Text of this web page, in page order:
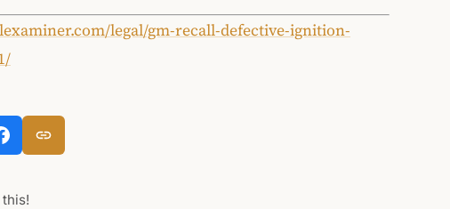
legal/gm-recall-defective-ignition-